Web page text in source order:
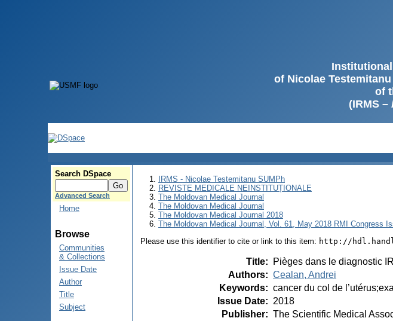
of Nicolae
of
(IRMS –
Search DSpace
Advanced Search
Home
Browse
Communities
& Collections
Issue Date
Author
Title
Subject
IRMS - Nicolae Testemitanu SUMPh
REVISTE MEDICALE NEINSTITUȚIONALE
The Moldovan Medical Journal
The Moldovan Medical Journal
The Moldovan Medical Journal 2018
The Moldovan Medical Journal, Vol. 61, May 2018 RMI Congress
Please use this identifier to cite or link to this item: http://
Title:
Pièges dans le diagnostic
Authors: Cealan, Andrei
Keywords: cancer du col de
Issue Date: 2018
Publisher: The Scientific Medical